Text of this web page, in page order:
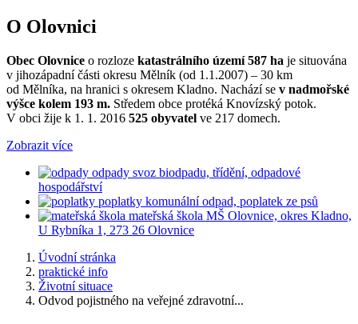
O Olovnici
Obec Olovnice o rozloze katastrálního území 587 ha je situována
v jihozápadní části okresu Mělník (od 1.1.2007) – 30 km
od Mělníka, na hranici s okresem Kladno. Nachází se v nadmořské
výšce kolem 193 m. Středem obce protéká Knovízský potok.
V obci žije k 1. 1. 2016 525 obyvatel ve 217 domech.
Zobrazit více
odpady svoz biodpadu, třídění, odpadové
hospodářství
poplatky komunální odpad, poplatek ze psů
mateřská škola MŠ Olovnice, okres Kladno,
U Rybníka 1, 273 26 Olovnice
Úvodní stránka
praktické info
Životní situace
Odvod pojistného na veřejné zdravotní...